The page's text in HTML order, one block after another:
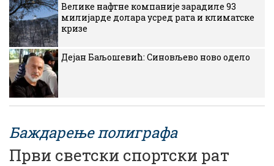
Велике нафтне компаније зарадиле 93
милијарде долара усред рата и климатске
кризе
Дејан Баљошевић: Синовљево ново одело
Баждарење полиграфа
Први светски спортски рат